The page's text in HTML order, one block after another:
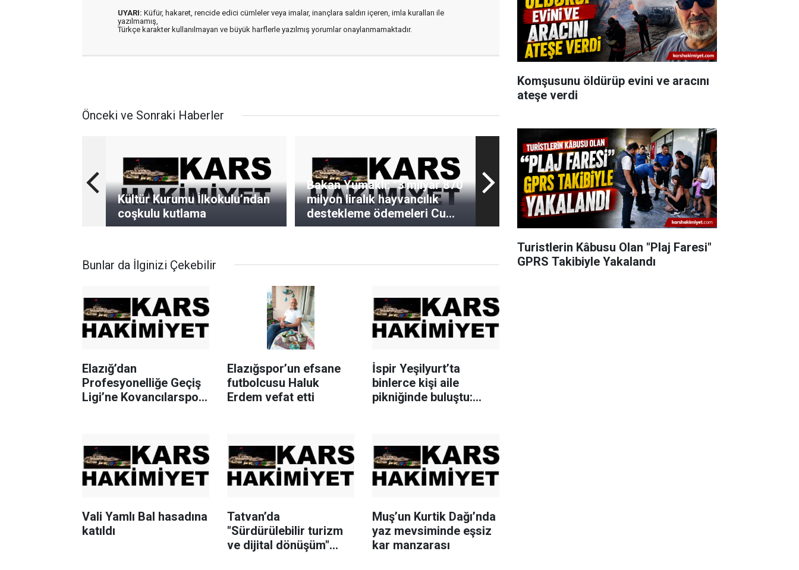
UYARI: Küfür, hakaret, rencide edici cümleler veya imalar, inançlara saldırı içeren, imla kuralları ile
yazılmamış,
Türkçe karakter kullanılmayan ve büyük harflerle yazılmış yorumlar onaylanmamaktadır.
Önceki ve Sonraki Haberler
Kültür Kurumu İlkokulu’ndan
coşkulu kutlama
Bakan Yumaklı: "3 milyar 870
milyon liralık hayvancılık
destekleme ödemeleri Cuma
günü hesaplara yatırılacak"
Bunlar da İlginizi Çekebilir
Elazığ’dan
Profesyonelliğe Geçiş
Ligi’ne Kovancılarspor
Elazığspor’un efsane
futbolcusu Haluk
Erdem vefat etti
İspir Yeşilyurt’ta
binlerce kişi aile
pikniğinde buluştu:
Vali Yamlı Bal hasadına
katıldı
Tatvan’da
"Sürdürülebilir turizm
ve dijital dönüşüm"
Muş’un Kurtik Dağı’nda
yaz mevsiminde eşsiz
kar manzarası
Komşusunu öldürüp evini ve aracını
ateşe verdi
Turistlerin Kâbusu Olan "Plaj Faresi"
GPRS Takibiyle Yakalandı